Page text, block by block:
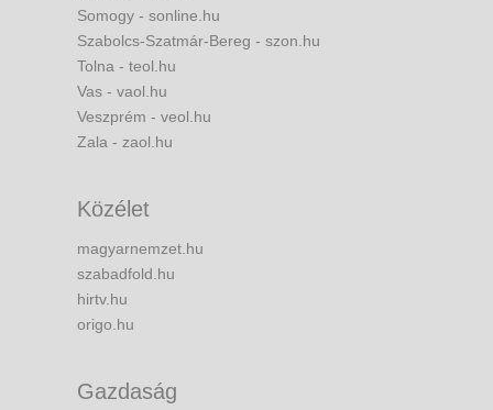
Somogy - sonline.hu
Szabolcs-Szatmár-Bereg - szon.hu
Tolna - teol.hu
Vas - vaol.hu
Veszprém - veol.hu
Zala - zaol.hu
Közélet
magyarnemzet.hu
szabadfold.hu
hirtv.hu
origo.hu
Gazdaság